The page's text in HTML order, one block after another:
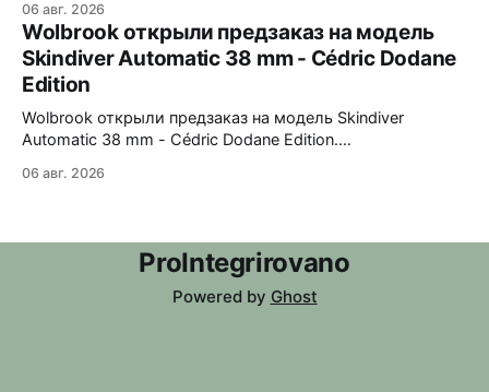
гравирована как монета из Rundeskatten. Водозащита
50 метров. Люм Swiss Super-LumiNova C1. Ronda 1069
кварц Vintage - медный циферблат с лососевыми
оттенками и черным сабдайлом, вдохновлен часами
06 авг. 2026
Wolbrook открыли предзаказ на модель
Skindiver Automatic 38 mm - Cédric Dodane
Edition
Wolbrook открыли предзаказ на модель Skindiver
Automatic 38 mm - Cédric Dodane Edition.
совместно с французским дизайнером Cédric Dodane.
маркировкой. Безель из нержавеющей стали с черным
PVD покрытием, 120 кликов. Стекло - коробчатый
06 авг. 2026
ProIntegrirovano
Powered by Ghost